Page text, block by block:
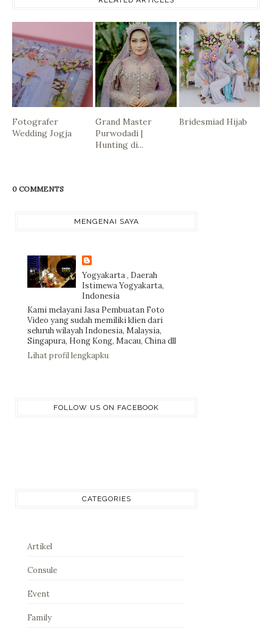
Fotografer
Wedding Jogja
Grand Master
Purwodadi |
Hunting di...
Bridesmiad Hijab
0 COMMENTS
MENGENAI SAYA
Yogyakarta , Daerah
Istimewa Yogyakarta,
Indonesia
Kami melayani Jasa Pembuatan Foto
Video yang sudah memiliki klien dari
seluruh wilayah Indonesia, Malaysia,
Singapura, Hong Kong, Macau, China dll
Lihat profil lengkapku
FOLLOW US ON FACEBOOK
CATEGORIES
Artikel
Consule
Event
Family